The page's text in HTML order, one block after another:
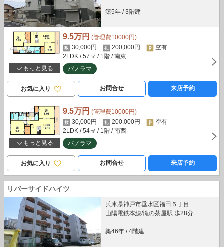
築5年 / 3階建
もっと見る
9.5万円 (管理費10000円)
30,000円
200,000円
空有
2LDK / 57㎡ / 1階 / 南東
パノラマ
お気に入り お問合せ 来店予約
もっと見る
9.5万円 (管理費10000円)
30,000円
200,000円
空有
2LDK / 54㎡ / 1階 / 南西
パノラマ
お気に入り お問合せ 来店予約
リバーサイドハイツ
兵庫県神戸市垂水区福田５丁目
山陽電鉄本線/滝の茶屋駅 歩28分
築46年 / 4階建